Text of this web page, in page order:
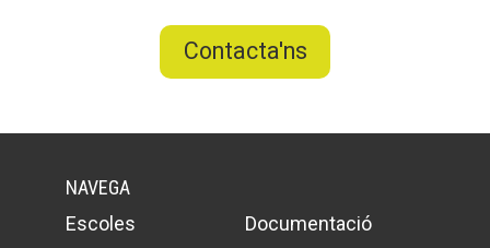
Contacta'ns
NAVEGA
Escoles
Documentació
Notícies